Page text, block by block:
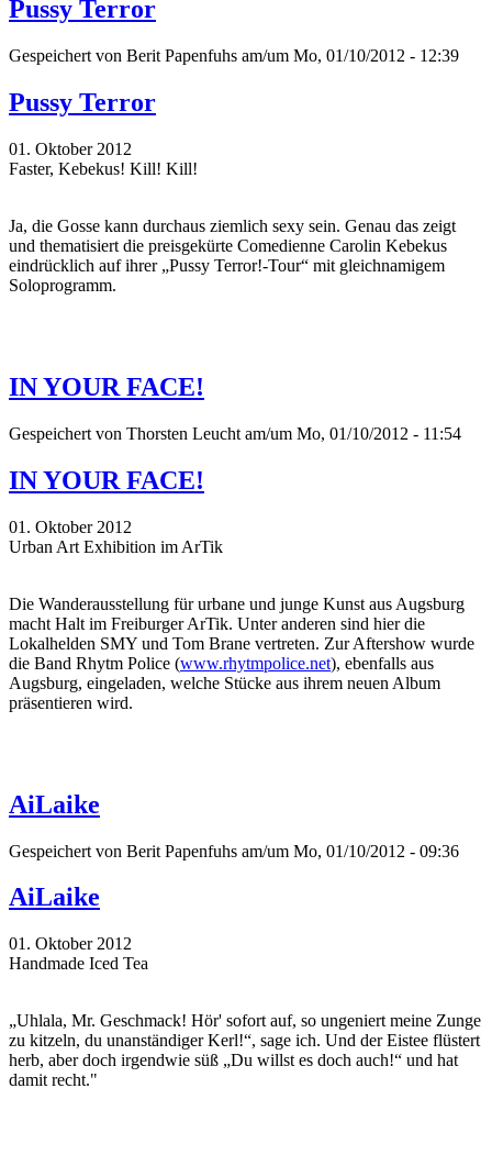
Pussy Terror
Gespeichert von Berit Papenfuhs am/um Mo, 01/10/2012 - 12:39
Pussy Terror
01. Oktober 2012
Faster, Kebekus! Kill! Kill!
Ja, die Gosse kann durchaus ziemlich sexy sein. Genau das zeigt
und thematisiert die preisgekürte Comedienne Carolin Kebekus
eindrücklich auf ihrer „Pussy Terror!-Tour“ mit gleichnamigem
Soloprogramm.
IN YOUR FACE!
Gespeichert von Thorsten Leucht am/um Mo, 01/10/2012 - 11:54
IN YOUR FACE!
01. Oktober 2012
Urban Art Exhibition im ArTik
Die Wanderausstellung für urbane und junge Kunst aus Augsburg
macht Halt im Freiburger ArTik. Unter anderen sind hier die
Lokalhelden SMY und Tom Brane vertreten. Zur Aftershow wurde
die Band Rhytm Police (www.rhytmpolice.net), ebenfalls aus
Augsburg, eingeladen, welche Stücke aus ihrem neuen Album
präsentieren wird.
AiLaike
Gespeichert von Berit Papenfuhs am/um Mo, 01/10/2012 - 09:36
AiLaike
01. Oktober 2012
Handmade Iced Tea
„Uhlala, Mr. Geschmack! Hör' sofort auf, so ungeniert meine Zunge
zu kitzeln, du unanständiger Kerl!“, sage ich. Und der Eistee flüstert
herb, aber doch irgendwie süß „Du willst es doch auch!“ und hat
damit recht."